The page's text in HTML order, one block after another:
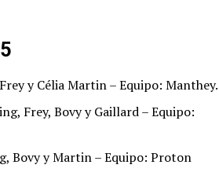
y Célia Martin – Equipo: Manthey.
Frey, Bovy y Gaillard – Equipo:
Bovy y Martin – Equipo: Proton